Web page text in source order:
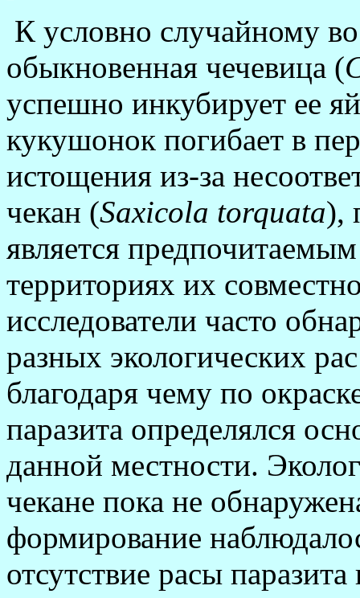
К условно случайному
обыкновенная чечевица (
успешно инкубирует ее
кукушонок погибает в
истощения из-за
чекан (Saxicola torquata),
является
территориях их
исследователи часто
разных экологических
благодаря чему по
паразита определялся
данной местности.
чекане пока не
формирование
отсутствие расы